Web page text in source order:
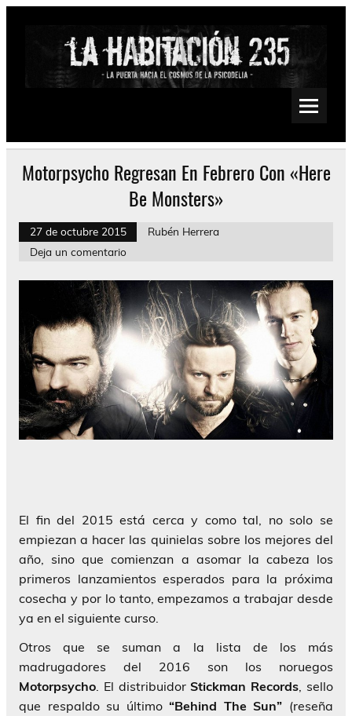
Saltar
Psychedelic, Stoner, Doom, Sludge, Fuzz, Space, Drone
Motorpsycho Regresan En Febrero Con «Here
Be Monsters»
27 de octubre 2015
Rubén Herrera
Deja un comentario
El fin del 2015 está cerca y como tal, no solo se
empiezan a hacer las quinielas sobre los mejores del
año, sino que comienzan a asomar la cabeza los
primeros lanzamientos esperados para la próxima
cosecha y por lo tanto, empezamos a trabajar desde
ya en el siguiente curso.
Otros que se suman a la lista de los más
madrugadores del 2016 son los noruegos
Motorpsycho. El distribuidorStickman Records, sello
que respaldo su último“Behind The Sun” (reseña